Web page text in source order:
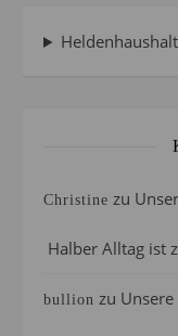
Christine zu
Halber Alltag ist
bullion zu